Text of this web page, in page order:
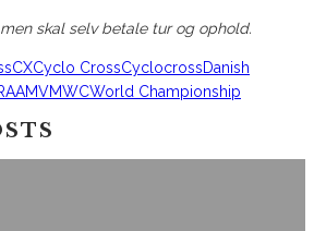
skal selv betale tur og ophold.
CXCyclo CrossCyclocrossDanish
VMWCWorld Championship